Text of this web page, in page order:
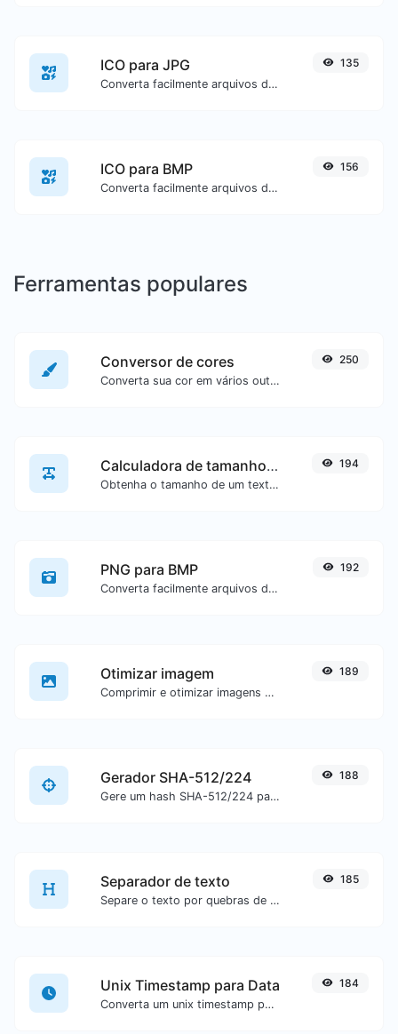
ICO para JPG
Converta facilmente arquivos de imagem ICO para JPG.
135
ICO para BMP
Converta facilmente arquivos de imagem ICO para BMP.
156
Ferramentas populares
Conversor de cores
Converta sua cor em vários outros formatos.
250
Calculadora de tamanho de texto
Obtenha o tamanho de um texto em Bytes (B), Kilobytes (KB) ou Megabytes (MB).
194
PNG para BMP
Converta facilmente arquivos de imagem PNG para BMP.
192
Otimizar imagem
Comprimir e otimizar imagens para um tamanho menor, mas mantendo alta qualidade.
189
Gerador SHA-512/224
Gere um hash SHA-512/224 para qualquer entrada de texto.
188
Separador de texto
Separe o texto por quebras de linha, vírgulas, pontos...etc.
185
Unix Timestamp para Data
Converta um unix timestamp para UTC e sua data local.
184